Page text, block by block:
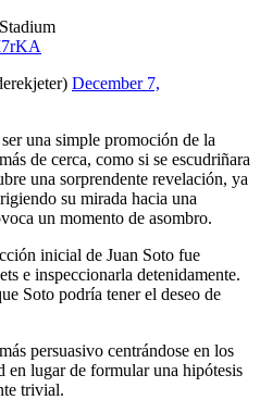
December 7,
una simple promoción de la
de cerca, como si se escudriñara
una sorprendente revelación, ya
su mirada hacia una
un momento de asombro.
inicial de Juan Soto fue
e inspeccionarla detenidamente.
Soto podría tener el deseo de
persuasivo centrándose en los
en lugar de formular una hipótesis
trivial.